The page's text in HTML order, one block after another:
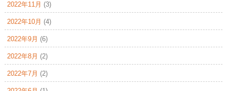
2022年11月 (3)
2022年10月 (4)
2022年9月 (6)
2022年8月 (2)
2022年7月 (2)